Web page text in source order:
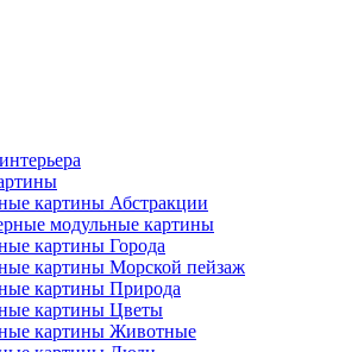
картины Абстракции
модульные картины
картины Города
картины Морской пейзаж
картины Природа
картины Цветы
картины Животные